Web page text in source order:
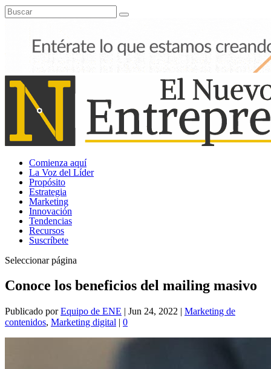
Comienza aquí
La Voz del Líder
Propósito
Estrategia
Marketing
Innovación
Tendencias
Recursos
Suscríbete
Seleccionar página
Conoce los beneficios del mailing masivo
Publicado porEquipo de ENE | Jun 24, 2022 | Marketing de
contenidos, Marketing digital | 0